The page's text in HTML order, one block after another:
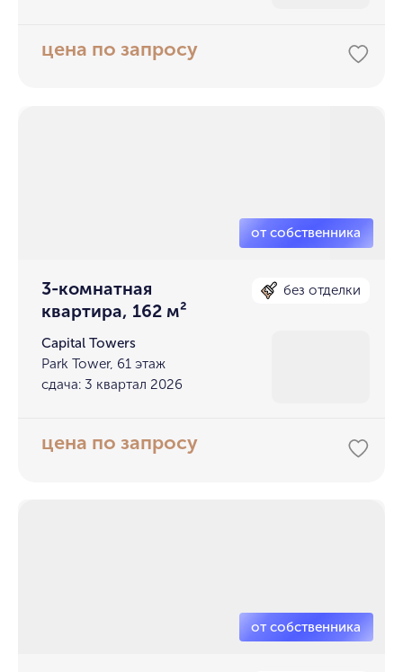
цена по запросу
3-комнатная
квартира, 162 м²
без отделки
Capital Towers
Park Tower, 61 этаж
сдача: 3 квартал 2026
цена по запросу